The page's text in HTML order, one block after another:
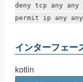
deny tcp any any
permit ip any any
インターフェー
kotlin